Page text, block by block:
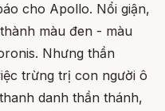
cho Apollo. Nổi giận,
màu đen - màu
Nhưng thần
trừng trị con người ô
danh thần thánh,